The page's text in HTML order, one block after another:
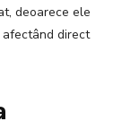
deoarece ele
direct